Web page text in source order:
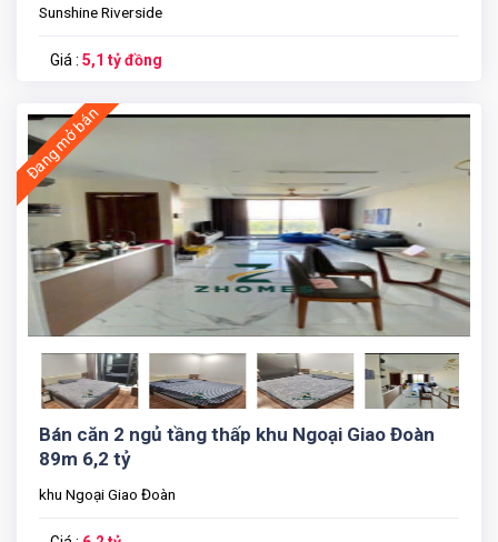
Sunshine Riverside
Giá : 5,1 tỷ đồng
Đang mở bán
Bán căn 2 ngủ tầng thấp khu Ngoại Giao Đoàn
89m 6,2 tỷ
khu Ngoại Giao Đoàn